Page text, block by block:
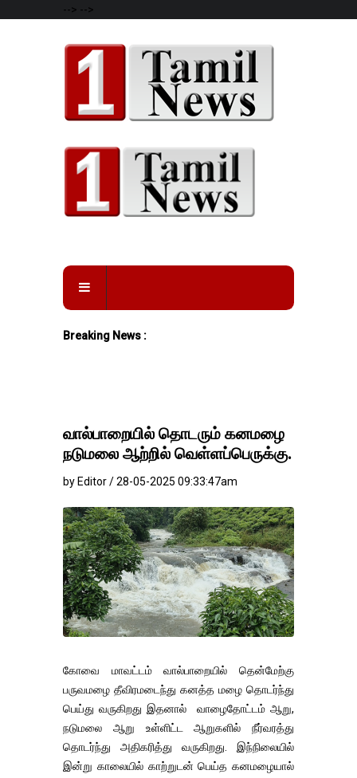
--> -->
Breaking News :
வால்பாறையில் தொடரும் கனமழை
நடுமலை ஆற்றில் வெள்ளப்பெருக்கு.
by Editor / 28-05-2025 09:33:47am
கோவை மாவட்டம் வால்பாறையில் தென்மேற்கு
பருவமழை தீவிரமடைந்து கனத்த மழை தொடர்ந்து
பெய்து வருகிறது இதனால் வாழைதோட்டம் ஆறு,
நடுமலை ஆறு உள்ளிட்ட ஆறுகளில் நீர்வரத்து
தொடர்ந்து அதிகரித்து வருகிறது. இந்நிலையில்
இன்று காலையில் காற்றுடன் பெய்த கனமழையால்